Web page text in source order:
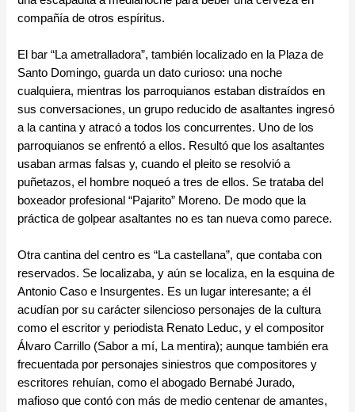
compañía de otros espíritus.
El bar “La ametralladora”, también localizado en la Plaza de
Santo Domingo, guarda un dato curioso: una noche
cualquiera, mientras los parroquianos estaban distraídos en
sus conversaciones, un grupo reducido de asaltantes ingresó
a la cantina y atracó a todos los concurrentes. Uno de los
parroquianos se enfrentó a ellos. Resultó que los asaltantes
usaban armas falsas y, cuando el pleito se resolvió a
puñetazos, el hombre noqueó a tres de ellos. Se trataba del
boxeador profesional “Pajarito” Moreno. De modo que la
práctica de golpear asaltantes no es tan nueva como parece.
Otra cantina del centro es “La castellana”, que contaba con
reservados. Se localizaba, y aún se localiza, en la esquina de
Antonio Caso e Insurgentes. Es un lugar interesante; a él
acudían por su carácter silencioso personajes de la cultura
como el escritor y periodista Renato Leduc, y el compositor
Álvaro Carrillo (Sabor a mí, La mentira); aunque también era
frecuentada por personajes siniestros que compositores y
escritores rehuían, como el abogado Bernabé Jurado,
mafioso que contó con más de medio centenar de amantes,